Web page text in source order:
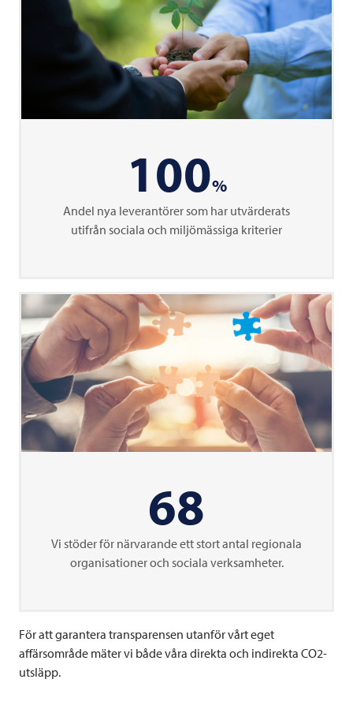
100%
Andel nya leverantörer som har utvärderats
utifrån sociala och miljömässiga kriterier
68
Vi stöder för närvarande ett stort antal regionala
organisationer och sociala verksamheter.
För att garantera transparensen utanför vårt eget
affärsområde mäter vi både våra direkta och indirekta CO2-
utsläpp.